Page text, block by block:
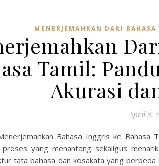
MENERJEMAHKAN DARI
Tamil:
Akurasi
April 8,
Bahasa Inggris ke
proses yang menantang sekaligus
tata bahasa dan kosakata yang